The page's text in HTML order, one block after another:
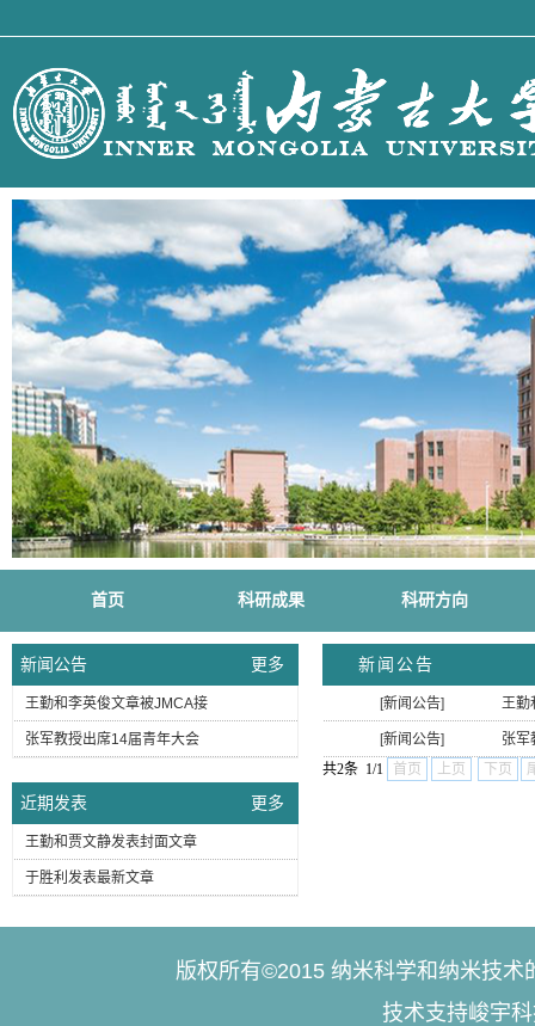
首页 科研成果 科研方向
新闻公告 更多
王勤和李英俊文章被JMCA接
张军教授出席14届青年大会
近期发表 更多
王勤和贾文静发表封面文章
于胜利发表最新文章
新闻公告
[新闻公告] 王勤
[新闻公告]
张军
共2条 1/1
首页 上页 下页
版权所有©2015 纳米科学和纳米技
技术支持峻宇